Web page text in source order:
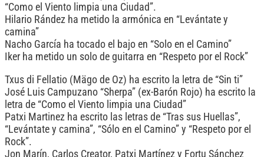
“Como el Viento limpia una Ciudad”.
Hilario Rández ha metido la armónica en “Levántate y
camina”
Nacho García ha tocado el bajo en “Solo en el Camino”
Iker ha metido un solo de guitarra en “Respeto por el Rock”
Txus di Fellatio (Mägo de Oz) ha escrito la letra de “Sin ti”
José Luis Campuzano “Sherpa” (ex-Barón Rojo) ha escrito la
letra de “Como el Viento limpia una Ciudad”
Patxi Martinez ha escrito las letras de “Tras sus Huellas”,
“Levántate y camina”, “Sólo en el Camino” y “Respeto por el
Rock”.
Jon Marín, Carlos Creator, Patxi Martínez y Fortu Sánchez